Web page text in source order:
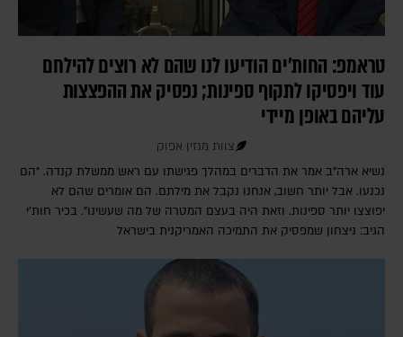
טראמפ: החות׳ים הודיעו לנו שהם לא רוצים להילחם
עוד ויפסיקו לתקוף ספינות; נפסיק את ההפצצות
עליהם באופן מיידי
צוות מגזין אפוק
נשיא ארה"ב אמר את הדברים במהלך פגישתו עם ראש ממשלת קנדה. "הם
נכנעו. אבל יותר חשוב, אנחנו נקבל את מילתם. הם אומרים שהם לא
יפוצצו יותר ספינות. וזאת היה בעצם המטרה של מה שעשינו". בכיר חות'י
הגיב: ניצחון שמפסיק את התמיכה האמריקנית בישראל